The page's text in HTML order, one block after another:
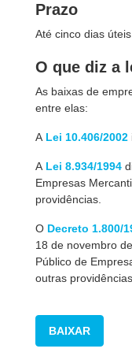
Prazo
Até cinco dias
O que diz a
As baixas de
entre elas:
A Lei 10.406/2002
A Lei 8.934/1994
Empresas
providências.
O Decreto 1.800/
18 de novembro
Público de
outras providências.
BAIXAR